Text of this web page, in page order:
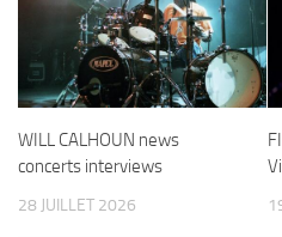
WILL CALHOUN news
concerts interviews
28 JUILLET 2026